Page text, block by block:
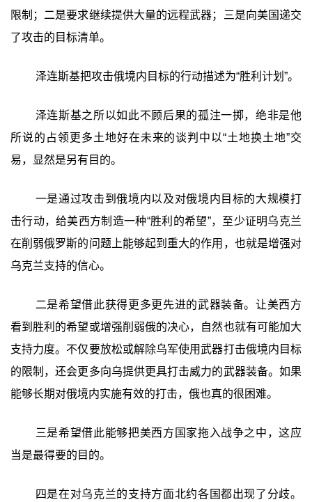
限制；二是要求继续提供大量的远程武器；三是向美国递交
了攻击的目标清单。
泽连斯基把攻击俄境内目标的行动描述为“胜利计划”。
泽连斯基之所以如此不顾后果的孤注一掷，绝非是他
所说的占领更多土地好在未来的谈判中以“土地换土地”交
易，显然是另有目的。
一是通过攻击到俄境内以及对俄境内目标的大规模打
击行动，给美西方制造一种“胜利的希望”，至少证明乌克兰
在削弱俄罗斯的问题上能够起到重大的作用，也就是增强对
乌克兰支持的信心。
二是希望借此获得更多更先进的武器装备。让美西方
看到胜利的希望或增强削弱俄的决心，自然也就有可能加大
支持力度。不仅要放松或解除乌军使用武器打击俄境内目标
的限制，还会更多向乌提供更具打击威力的武器装备。如果
能够长期对俄境内实施有效的打击，俄也真的很困难。
三是希望借此能够把美西方国家拖入战争之中，这应
当是最得要的目的。
四是在对乌克兰的支持方面北约各国都出现了分歧。